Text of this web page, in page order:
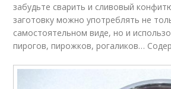
забудьте сварить и сливовый
заготовку можно употреблять не
самостоятельном виде, но и
пирогов, пирожков, рогаликов…